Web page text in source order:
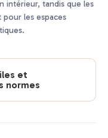
intérieur, tandis que les
pour les espaces
et
normes